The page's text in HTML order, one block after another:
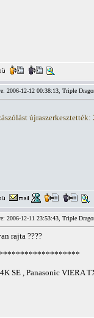
2006-12-12 00:38:13, Triple
2006-12-11 23:53:43, Triple
rajta ????
SE , Panasonic VIERA